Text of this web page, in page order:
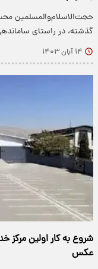
گذشته، در راستای
۱۴ آبان ۱۴۰۳
شروع به کار اولین
عکس